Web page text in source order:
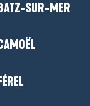
SUR-MER
– Presqu’ile de